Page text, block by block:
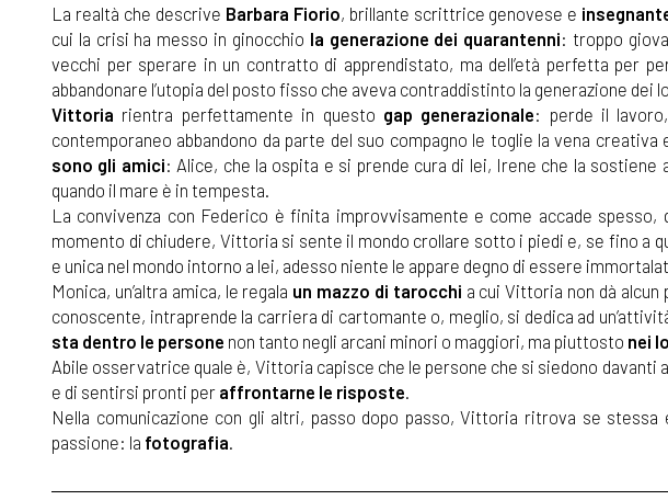
La realtà che descrive Barbara Fiorio, brillante scrittrice genovese e
cui la crisi ha messo in ginocchio la generazione dei quarantenni: troppo
vecchi per sperare in un contratto di apprendistato, ma dell’età perfetta per
abbandonare l’utopia del posto fisso che aveva contraddistinto la generazione dei
Vittoria rientra perfettamente in questo gap generazionale: perde il
contemporaneo abbandono da parte del suo compagno le toglie la vena creativa
sono gli amici: Alice, che la ospita e si prende cura di lei, Irene che la sostiene
quando il mare è in tempesta.
La convivenza con Federico è finita improvvisamente e come accade spesso,
momento di chiudere, Vittoria si sente il mondo crollare sotto i piedi e, se fino a
e unica nel mondo intorno a lei, adesso niente le appare degno di essere
Monica, un’altra amica, le regala un mazzo di tarocchi a cui Vittoria non dà alcun
conoscente, intraprende la carriera di cartomante o, meglio, si dedica ad
sta dentro le persone non tanto negli arcani minori o maggiori, ma piuttosto nei
Abile osservatrice quale è, Vittoria capisce che le persone che si siedono davanti
e di sentirsi pronti per affrontarne le risposte
Nella comunicazione con gli altri, passo dopo passo, Vittoria ritrova se stessa
passione: la fotografia